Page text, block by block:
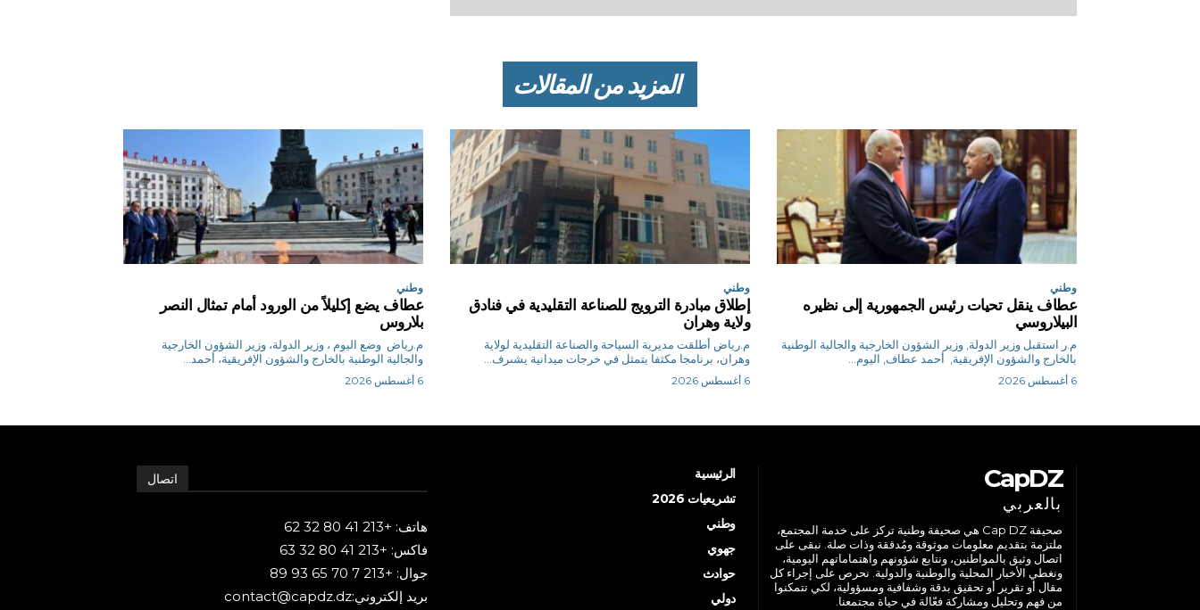
المزيد من المقالات
وطني
عطاف ينقل تحيات رئيس الجمهورية إلى نظيره
البيلاروسي
م.ر استقبل وزير الدولة, وزير الشؤون الخارجية والجالية الوطنية
بالخارج والشؤون الإفريقية, أحمد عطاف, اليوم...
6 أغسطس 2026
وطني
إطلاق مبادرة الترويج للصناعة التقليدية في فنادق
ولاية وهران
م.رياض أطلقت مديرية السياحة والصناعة التقليدية لولاية
وهران، برنامجا مكثفا يتمثل في خرجات ميدانية يشىرف...
6 أغسطس 2026
وطني
عطاف يضع إكليلاً من الورود أمام تمثال النصر
بلاروس
م.رياض وضع اليوم ، وزير الدولة، وزير الشؤون الخارجية
والجالية الوطنية بالخارج والشؤون الإفريقية، أحمد...
6 أغسطس 2026
CapDZ
بالعربي
صحيفة Cap DZ هي صحيفة وطنية تركز على خدمة المجتمع،
ملتزمة بتقديم معلومات موثوقة ومُدققة وذات صلة. نبقى على
اتصال وثيق بالمواطنين، ونتابع شؤونهم واهتماماتهم اليومية،
ونغطي الأخبار المحلية والوطنية والدولية. نحرص على إجراء كل
مقال أو تقرير أو تحقيق بدقة وشفافية ومسؤولية، لكي تتمكنوا
من فهم وتحليل ومشاركة فعّالة في حياة مجتمعنا.
الرئيسية
تشريعيات 2026
وطني
جهوي
حوادث
دولي
اتصال
هاتف: +213 41 80 32 62
فاكس: +213 41 80 32 63
جوال: +213 7 70 65 93 89
بريد إلكتروني:contact@capdz.dz